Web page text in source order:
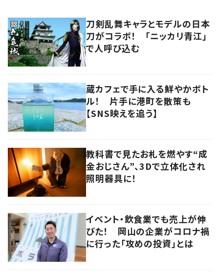
刀剣乱舞キャラとモデルの日本
刀がコラボ！ 「ニッカリ青江」
で人呼び込む
蔵カフェで手に入る鮮やかボト
ル！ 片手に港町を散策も
【SNS映えを追う】
教科書で見たお札を燃やす“成
金おじさん”、3Dで立体化され
照明器具に！
イベント・飲食業でも売上が伸
びた！ 岡山の企業がコロナ禍
に行った「攻めの投資」とは